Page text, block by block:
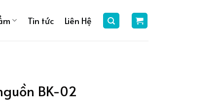
Tin tức Liên Hệ
BK-02